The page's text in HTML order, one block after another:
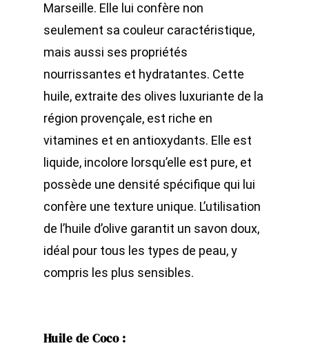
Marseille. Elle lui confère non
seulement sa couleur caractéristique,
mais aussi ses propriétés
nourrissantes et hydratantes. Cette
huile, extraite des olives luxuriante de la
région provençale, est riche en
vitamines et en antioxydants. Elle est
liquide, incolore lorsqu’elle est pure, et
possède une densité spécifique qui lui
confère une texture unique. L’utilisation
de l’huile d’olive garantit un savon doux,
idéal pour tous les types de peau, y
compris les plus sensibles.
Huile de Coco :